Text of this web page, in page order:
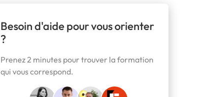
Besoin d'aide pour vous orienter
?
Prenez 2 minutes pour trouver la formation
qui vous correspond.